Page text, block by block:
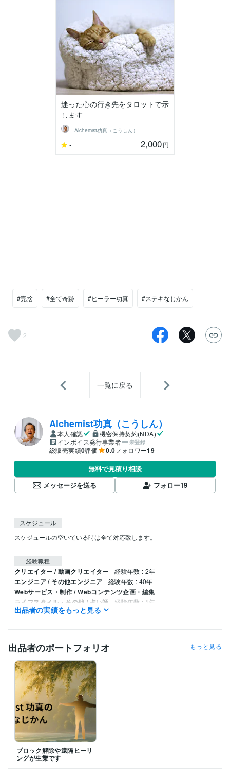
迷った心の行き先をタロットで示
します
Alchemist功真（こうしん）
- 2,000円
#完捨 #全て奇跡 #ヒーラー功真 #ステキなじかん
2
一覧に戻る
Alchemist功真（こうしん）
本人確認
機密保持契約(NDA)
インボイス発行事業者
未登録
総販売実績0評価 0.0フォロワー19
無料で見積り相談
メッセージを送る
フォロー19
スケジュール
スケジュールの空いている時は全て対応致します。
経験職種
クリエイター / 動画クリエイター 経験年数 : 2年
エンジニア / その他エンジニア 経験年数 : 40年
Webサービス・制作 / Webコンテンツ企画・編集
ライフスタイル・その他 / 占い師
経験年数 : 1年
ライフスタイル・その他 / その他
職歴
出品者の実績をもっと見る
出品者のポートフォリオ もっと見る
ブロック解除や遠隔ヒーリ
ングが生業です